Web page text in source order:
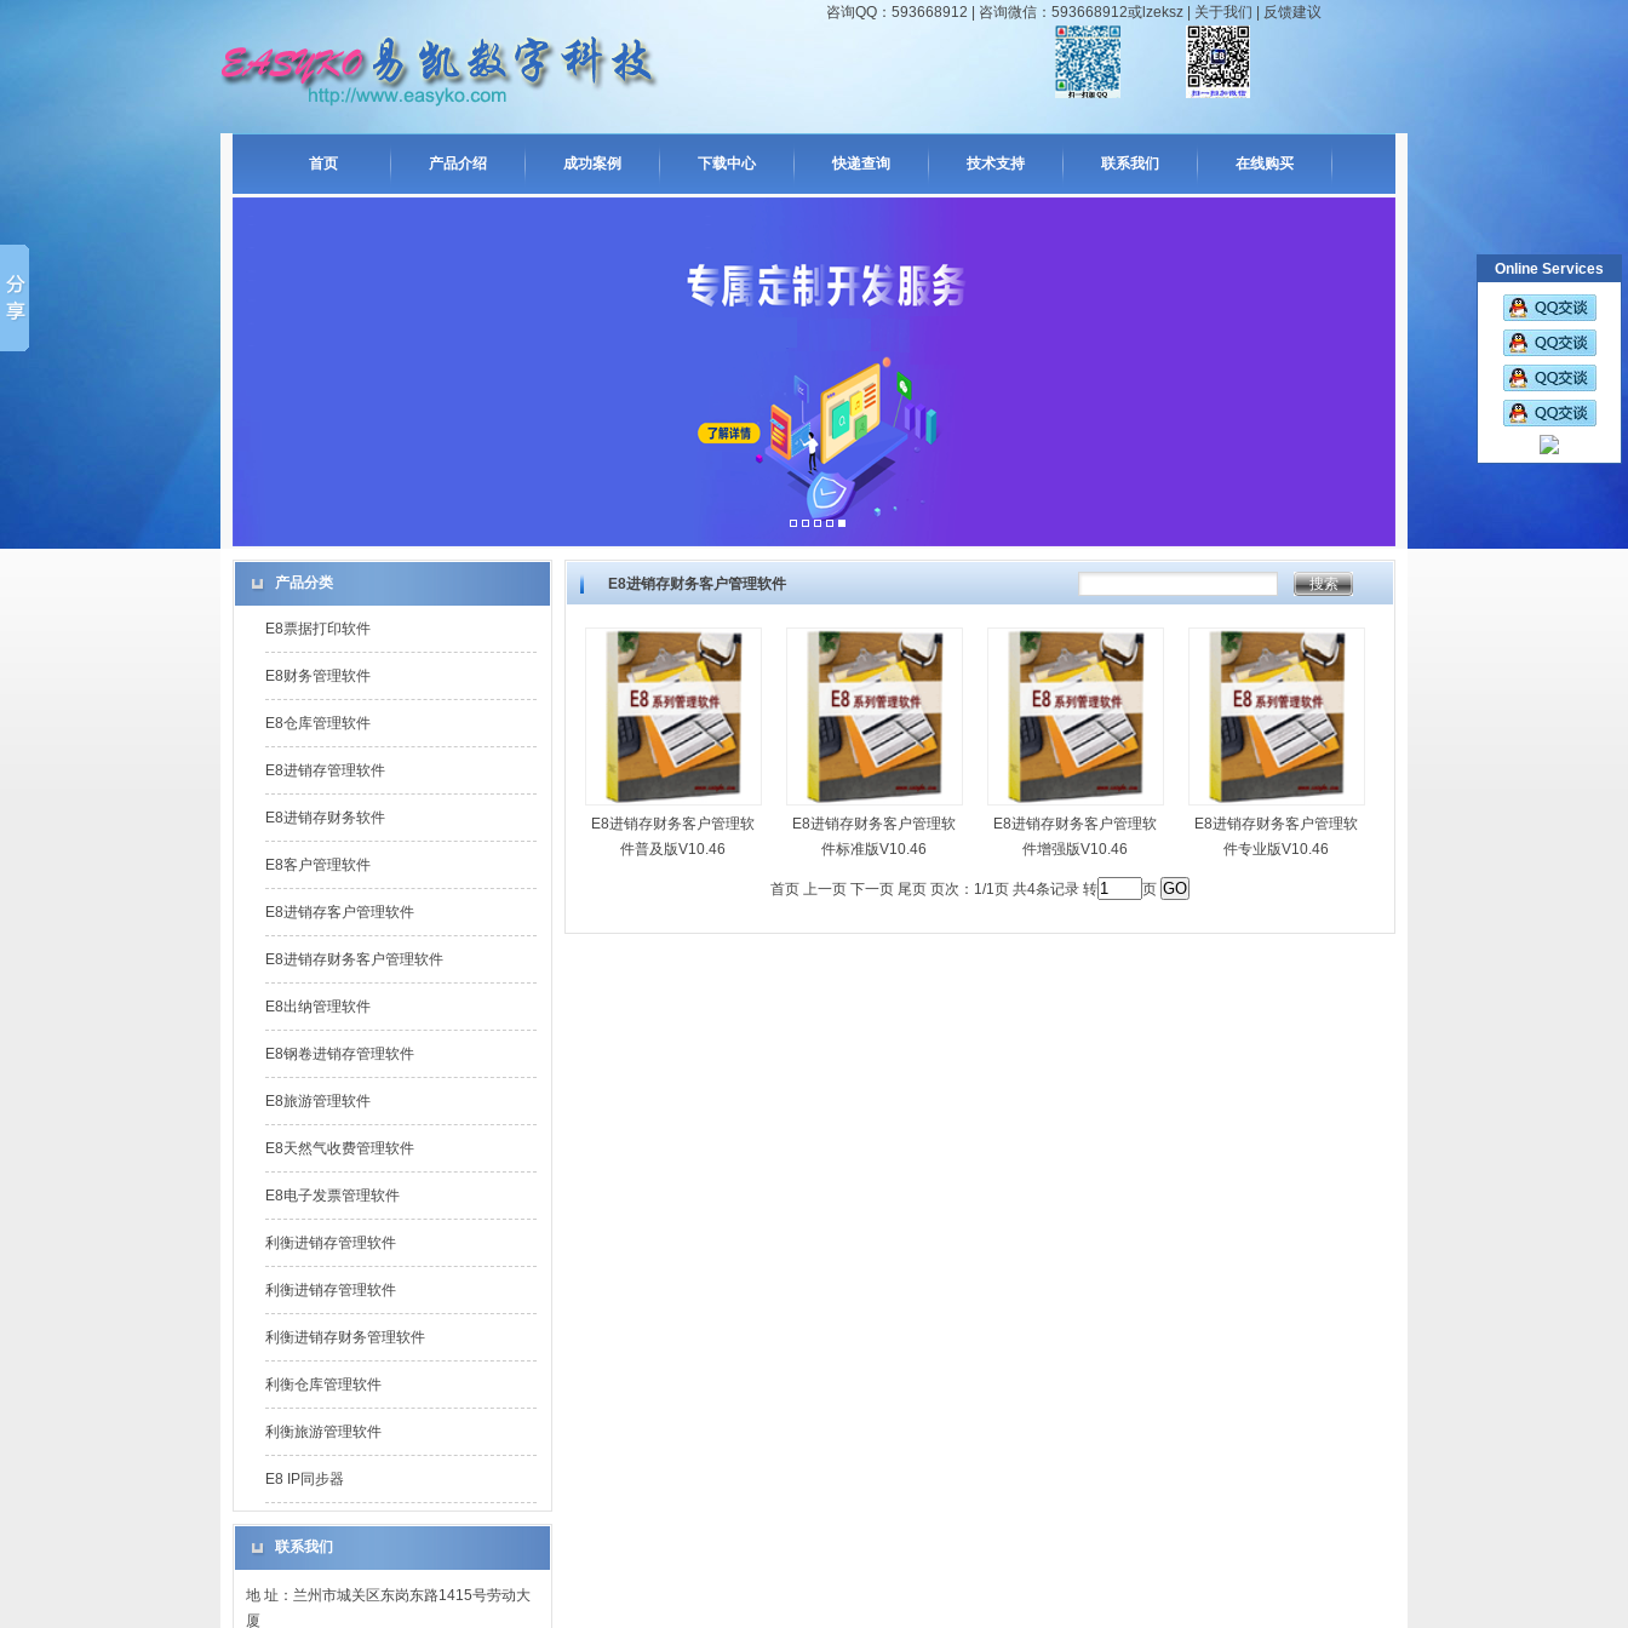
咨询QQ：593668912 | 咨询微信：593668912或lzeksz | 关于我们 反馈建议
首页 产品介绍 成功案例 下载中心 快递查询 技术支持 联系我们 在线购买
产品分类
E8票据打印软件
E8财务管理软件
E8仓库管理软件
E8进销存管理软件
E8进销存财务软件
E8客户管理软件
E8进销存客户管理软件
E8进销存财务客户管理软件
E8出纳管理软件
E8钢卷进销存管理软件
E8旅游管理软件
E8天然气收费管理软件
E8电子发票管理软件
利衡进销存管理软件
利衡进销存管理软件
利衡进销存财务管理软件
利衡仓库管理软件
利衡旅游管理软件
E8 IP同步器
联系我们
地 址：兰州市城关区东岗东路1415号劳动大
厦
E8进销存财务客户管理软件
E8进销存财务客户管理软
件普及版V10.46
E8进销存财务客户管理软
件标准版V10.46
E8进销存财务客户管理软
件增强版V10.46
E8进销存财务客户管理软
件专业版V10.46
首页 上一页 下一页 尾页 页次：1/1页 共4条记录 转 页
Online Services